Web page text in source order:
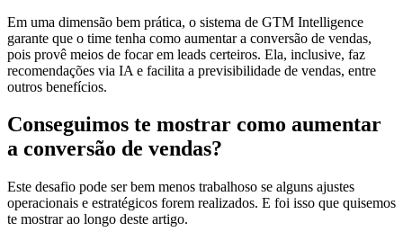
Em uma dimensão bem prática, o sistema de GTM Intelligence
garante que o time tenha como aumentar a conversão de vendas,
pois provê meios de focar em leads certeiros. Ela, inclusive, faz
recomendações via IA e facilita a previsibilidade de vendas, entre
outros benefícios.
Conseguimos te mostrar como aumentar
a conversão de vendas?
Este desafio pode ser bem menos trabalhoso se alguns ajustes
operacionais e estratégicos forem realizados. E foi isso que quisemos
te mostrar ao longo deste artigo.